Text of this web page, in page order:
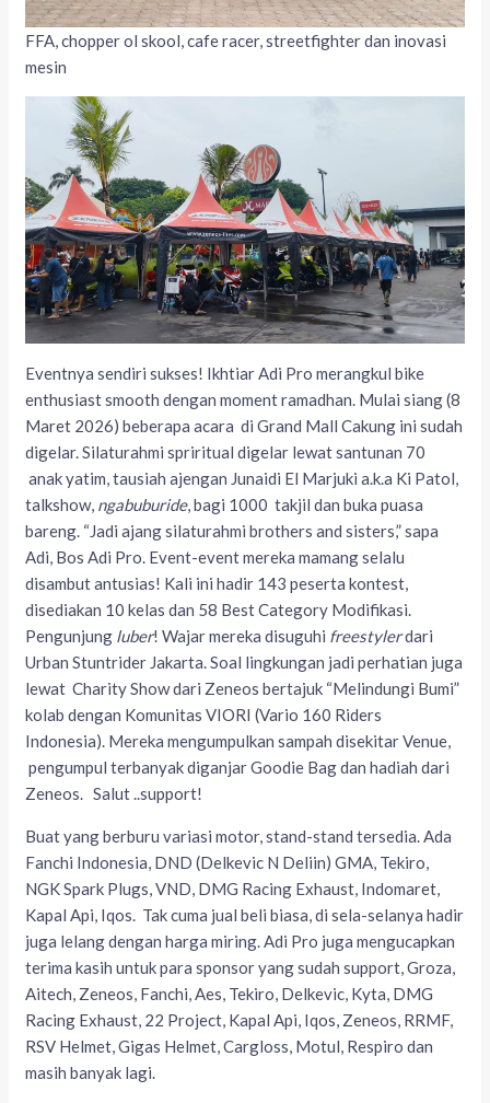
FFA, chopper ol skool, cafe racer, streetfighter dan inovasi
mesin
Eventnya sendiri sukses! Ikhtiar Adi Pro merangkul bike
enthusiast smooth dengan moment ramadhan. Mulai siang (8
Maret 2026) beberapa acara di Grand Mall Cakung ini sudah
digelar. Silaturahmi spriritual digelar lewat santunan 70
anak yatim, tausiah ajengan Junaidi El Marjuki a.k.a Ki Patol,
talkshow, ngabuburide, bagi 1000 takjil dan buka puasa
bareng. “Jadi ajang silaturahmi brothers and sisters,” sapa
Adi, Bos Adi Pro. Event-event mereka mamang selalu
disambut antusias! Kali ini hadir 143 peserta kontest,
disediakan 10 kelas dan 58 Best Category Modifikasi.
Pengunjung luber! Wajar mereka disuguhi freestylerdari
Urban Stuntrider Jakarta. Soal lingkungan jadi perhatian juga
lewat Charity Show dari Zeneos bertajuk “Melindungi Bumi”
kolab dengan Komunitas VIORI (Vario 160 Riders
Indonesia). Mereka mengumpulkan sampah disekitar Venue,
pengumpul terbanyak diganjar Goodie Bag dan hadiah dari
Zeneos. Salut ..support!
Buat yang berburu variasi motor, stand-stand tersedia. Ada
Fanchi Indonesia, DND (Delkevic N Deliin) GMA, Tekiro,
NGK Spark Plugs, VND, DMG Racing Exhaust, Indomaret,
Kapal Api, Iqos. Tak cuma jual beli biasa, di sela-selanya hadir
juga lelang dengan harga miring. Adi Pro juga mengucapkan
terima kasih untuk para sponsor yang sudah support, Groza,
Aitech, Zeneos, Fanchi, Aes, Tekiro, Delkevic, Kyta, DMG
Racing Exhaust, 22 Project, Kapal Api, Iqos, Zeneos, RRMF,
RSV Helmet, Gigas Helmet, Cargloss, Motul, Respiro dan
masih banyak lagi.